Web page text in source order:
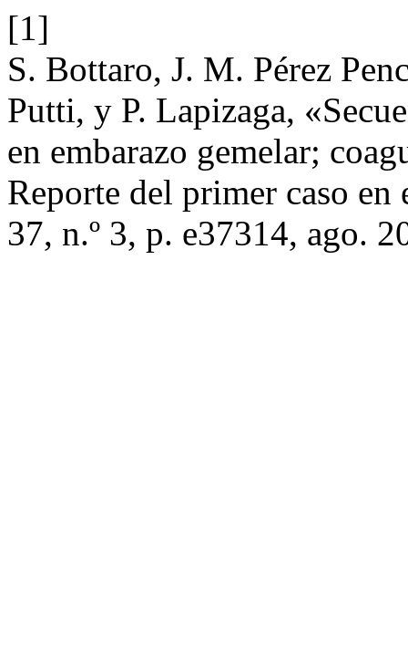
[1]
S. Bottaro, J. M. Pérez
Putti, y P. Lapizaga,
en embarazo gemelar;
Reporte del primer caso
37, n.º 3, p. e37314, ago.